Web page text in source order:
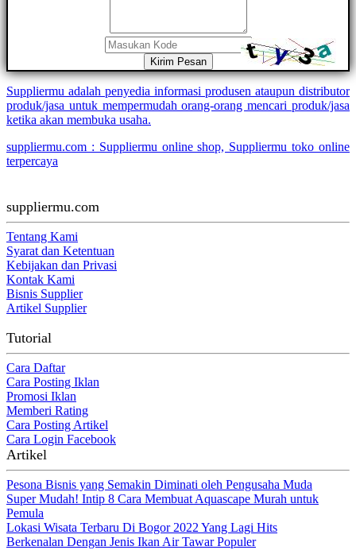
Kirim Pesan
Suppliermu adalah penyedia informasi produsen ataupun distributor
produk/jasa untuk mempermudah orang-orang mencari produk/jasa
ketika akan membuka usaha.
suppliermu.com : Suppliermu online shop, Suppliermu toko online
terpercaya
suppliermu.com
Tentang Kami
Syarat dan Ketentuan
Kebijakan dan Privasi
Kontak Kami
Bisnis Supplier
Artikel Supplier
Tutorial
Cara Daftar
Cara Posting Iklan
Promosi Iklan
Memberi Rating
Cara Posting Artikel
Cara Login Facebook
Artikel
Pesona Bisnis yang Semakin Diminati oleh Pengusaha Muda
Super Mudah! Intip 8 Cara Membuat Aquascape Murah untuk
Pemula
Lokasi Wisata Terbaru Di Bogor 2022 Yang Lagi Hits
Berkenalan Dengan Jenis Ikan Air Tawar Populer